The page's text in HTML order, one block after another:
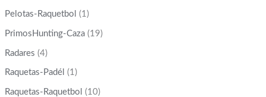
Pelotas-Raquetbol (1)
PrimosHunting-Caza (19)
Radares (4)
Raquetas-Padél (1)
Raquetas-Raquetbol (10)